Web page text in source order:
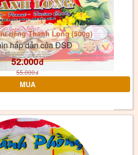
riêng Thanh Long (500g)
hấp dẫn của ĐSĐ
52.000đ
55.000đ